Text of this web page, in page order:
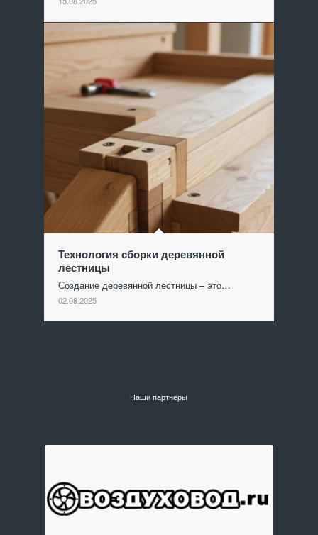
Технология сборки деревянной
лестницы
Создание деревянной лестницы – это…
02.08.2025
Наши партнеры